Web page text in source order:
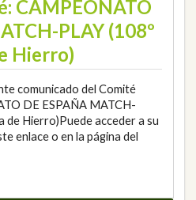
CAMPEONATO
PLAY (108º
Hierro)
comunicado del Comité
DE ESPAÑA MATCH-
de Hierro)Puede acceder a su
enlace o en la página del